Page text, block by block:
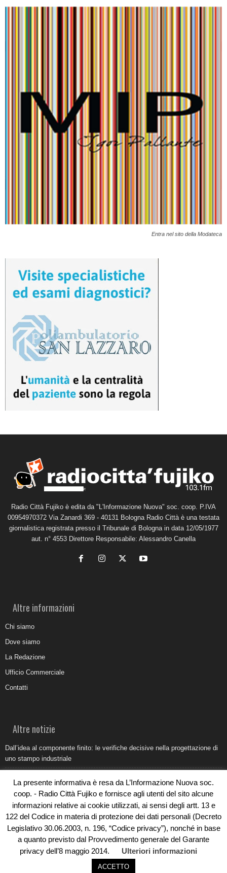
Entra nel sito della Modateca
Radio Città Fujiko è edita da "L'Informazione Nuova" soc. coop. P.IVA
00954970372 Via Zanardi 369 - 40131 Bologna Radio Città è una testata
giornalistica registrata presso il Tribunale di Bologna in data 12/05/1977
aut. n° 4553 Direttore Responsabile: Alessandro Canella
Altre informazioni
Chi siamo
Dove siamo
La Redazione
Ufficio Commerciale
Contatti
Altre notizie
Dall’idea al componente finito: le verifiche decisive nella progettazione di
uno stampo industriale
Come organizzare e allestire una camera ardente per l’ultimo saluto
Umidità di risalita in casa, come riconoscere i segnali veri
Torna il Sun Donato Festival 2026
© Copyright 2019 - Rivoluzioni Digitali
La presente informativa è resa da L’Informazione Nuova soc.
coop. - Radio Città Fujiko e fornisce agli utenti del sito alcune
informazioni relative ai cookie utilizzati, ai sensi degli artt. 13 e
122 del Codice in materia di protezione dei dati personali (Decreto
Legislativo 30.06.2003, n. 196, “Codice privacy”), nonché in base
a quanto previsto dal Provvedimento generale del Garante
privacy dell’8 maggio 2014.
Ulteriori informazioni
ACCETTO